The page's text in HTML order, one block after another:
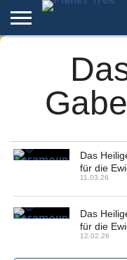
Podcast
Trek
Artikel
Andere
Welten
Autoren
Das
für die
11.03.26
Das
für die
12.02.26